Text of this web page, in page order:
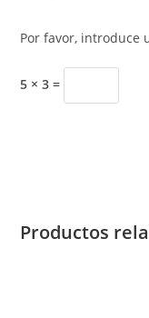
Por favor, introduce
5 × 3 =
Productos